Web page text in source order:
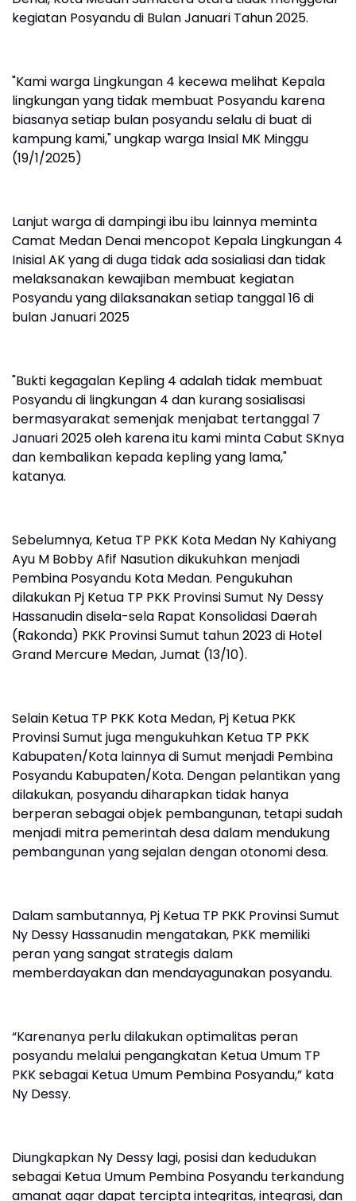
kegiatan Posyandu di Bulan Januari Tahun 2025.
"Kami warga Lingkungan 4 kecewa melihat Kepala
lingkungan yang tidak membuat Posyandu karena
biasanya setiap bulan posyandu selalu di buat di
kampung kami," ungkap warga Insial MK Minggu
(19/1/2025)
Lanjut warga di dampingi ibu ibu lainnya meminta
Camat Medan Denai mencopot Kepala Lingkungan 4
Inisial AK yang di duga tidak ada sosialiasi dan tidak
melaksanakan kewajiban membuat kegiatan
Posyandu yang dilaksanakan setiap tanggal 16 di
bulan Januari 2025
"Bukti kegagalan Kepling 4 adalah tidak membuat
Posyandu di lingkungan 4 dan kurang sosialisasi
bermasyarakat semenjak menjabat tertanggal 7
Januari 2025 oleh karena itu kami minta Cabut SKnya
dan kembalikan kepada kepling yang lama,"
katanya.
Sebelumnya, Ketua TP PKK Kota Medan Ny Kahiyang
Ayu M Bobby Afif Nasution dikukuhkan menjadi
Pembina Posyandu Kota Medan. Pengukuhan
dilakukan Pj Ketua TP PKK Provinsi Sumut Ny Dessy
Hassanudin disela-sela Rapat Konsolidasi Daerah
(Rakonda) PKK Provinsi Sumut tahun 2023 di Hotel
Grand Mercure Medan, Jumat (13/10).
Selain Ketua TP PKK Kota Medan, Pj Ketua PKK
Provinsi Sumut juga mengukuhkan Ketua TP PKK
Kabupaten/Kota lainnya di Sumut menjadi Pembina
Posyandu Kabupaten/Kota. Dengan pelantikan yang
dilakukan, posyandu diharapkan tidak hanya
berperan sebagai objek pembangunan, tetapi sudah
menjadi mitra pemerintah desa dalam mendukung
pembangunan yang sejalan dengan otonomi desa.
Dalam sambutannya, Pj Ketua TP PKK Provinsi Sumut
Ny Dessy Hassanudin mengatakan, PKK memiliki
peran yang sangat strategis dalam
memberdayakan dan mendayagunakan posyandu.
“Karenanya perlu dilakukan optimalitas peran
posyandu melalui pengangkatan Ketua Umum TP
PKK sebagai Ketua Umum Pembina Posyandu,” kata
Ny Dessy.
Diungkapkan Ny Dessy lagi, posisi dan kedudukan
sebagai Ketua Umum Pembina Posyandu terkandung
amanat agar dapat tercipta integritas, integrasi, dan